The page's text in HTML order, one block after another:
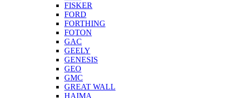
FISKER
FORD
FORTHING
FOTON
GAC
GEELY
GENESIS
GEO
GMC
GREAT WALL
HAIMA